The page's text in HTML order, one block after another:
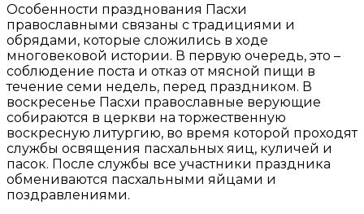
Особенности празднования Пасхи
православными связаны с традициями и
обрядами, которые сложились в ходе
многовековой истории. В первую очередь, это –
соблюдение поста и отказ от мясной пищи в
течение семи недель, перед праздником. В
воскресенье Пасхи православные верующие
собираются в церкви на торжественную
воскресную литургию, во время которой проходят
службы освящения пасхальных яиц, куличей и
пасок. После службы все участники праздника
обмениваются пасхальными яйцами и
поздравлениями.